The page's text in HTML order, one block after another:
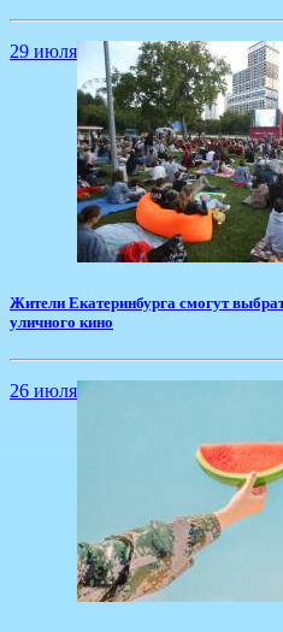
29 июля
Жители Екатеринбурга смогут
уличного кино
26 июля